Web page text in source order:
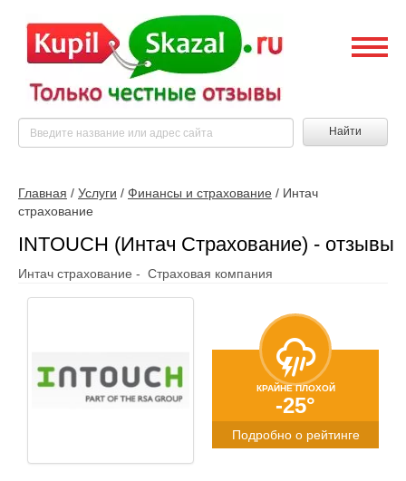
Найти
Главная / Услуги / Финансы и страхование / Интач
страхование
INTOUCH (Интач Страхование) - отзывы
Интач страхование - Страховая компания
КРАЙНЕ ПЛОХОЙ
-25°
Подробно о рейтинге